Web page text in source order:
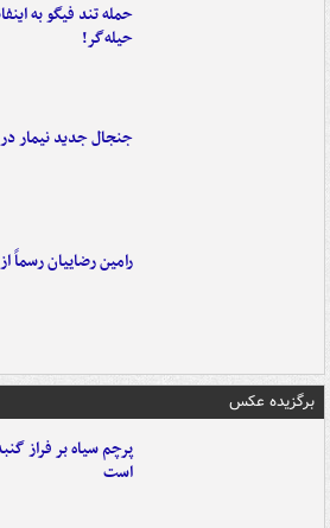
حمله تند فیگو به
حیله‌گر!
جنجال جدید نیمار
رامین رضاییان رسماً
برگزیده عکس
پرچم سیاه بر فراز
است